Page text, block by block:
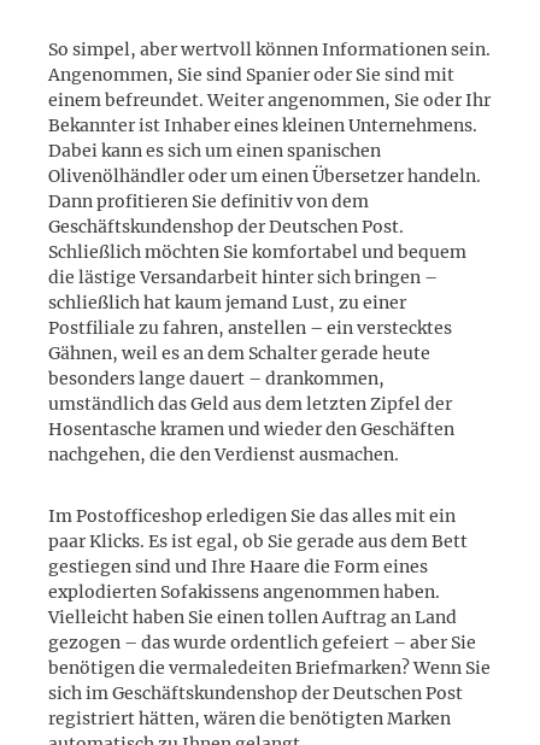
So simpel, aber wertvoll können Informationen sein.
Angenommen, Sie sind Spanier oder Sie sind mit
einem befreundet. Weiter angenommen, Sie oder Ihr
Bekannter ist Inhaber eines kleinen Unternehmens.
Dabei kann es sich um einen spanischen
Olivenölhändler oder um einen Übersetzer handeln.
Dann profitieren Sie definitiv von dem
Geschäftskundenshop der Deutschen Post.
Schließlich möchten Sie komfortabel und bequem
die lästige Versandarbeit hinter sich bringen –
schließlich hat kaum jemand Lust, zu einer
Postfiliale zu fahren, anstellen – ein verstecktes
Gähnen, weil es an dem Schalter gerade heute
besonders lange dauert – drankommen,
umständlich das Geld aus dem letzten Zipfel der
Hosentasche kramen und wieder den Geschäften
nachgehen, die den Verdienst ausmachen.
Im Postofficeshop erledigen Sie das alles mit ein
paar Klicks. Es ist egal, ob Sie gerade aus dem Bett
gestiegen sind und Ihre Haare die Form eines
explodierten Sofakissens angenommen haben.
Vielleicht haben Sie einen tollen Auftrag an Land
gezogen – das wurde ordentlich gefeiert – aber Sie
benötigen die vermaledeiten Briefmarken? Wenn Sie
sich im Geschäftskundenshop der Deutschen Post
registriert hätten, wären die benötigten Marken